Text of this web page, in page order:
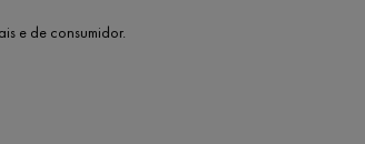
e de consumidor.